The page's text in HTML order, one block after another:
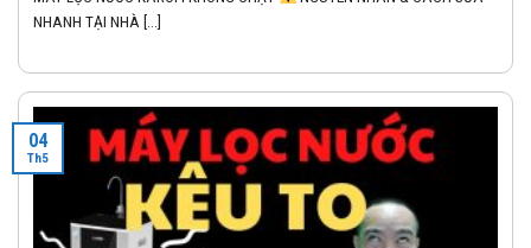
NHANH TẠI NHÀ [...]
04
Th5